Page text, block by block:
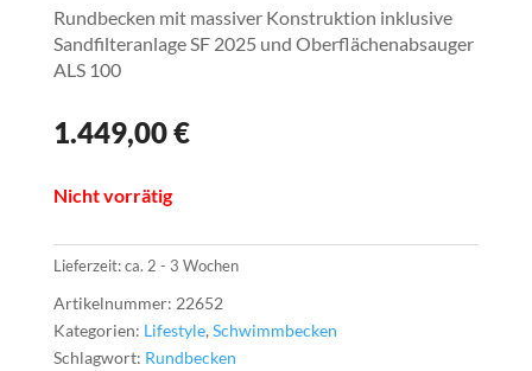
Rundbecken mit massiver Konstruktion inklusive
Sandfilteranlage SF 2025 und Oberflächenabsauger
ALS 100
1.449,00€
Nicht vorrätig
Lieferzeit: ca. 2 - 3 Wochen
Artikelnummer: 22652
Kategorien: Lifestyle, Schwimmbecken
Schlagwort: Rundbecken